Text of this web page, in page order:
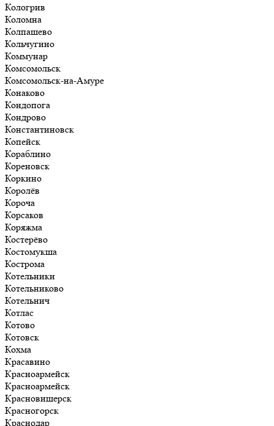
Кологрив
Коломна
Колпашево
Кольчугино
Коммунар
Комсомольск
Комсомольск-на-Амуре
Конаково
Кондопога
Кондрово
Константиновск
Копейск
Кораблино
Кореновск
Коркино
Королёв
Короча
Корсаков
Коряжма
Костерёво
Костомукша
Кострома
Котельники
Котельниково
Котельнич
Котлас
Котово
Котовск
Кохма
Красавино
Красноармейск
Красноармейск
Красновишерск
Красногорск
Краснодар